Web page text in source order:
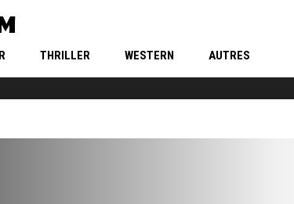
THRILLER WESTERN AUTRES